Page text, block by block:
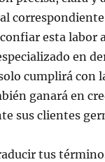
esta labor
en
cumplirá con
ganará en
sus clientes
tus